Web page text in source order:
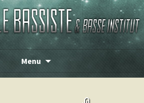
BASSISTE
1986 !
Menu